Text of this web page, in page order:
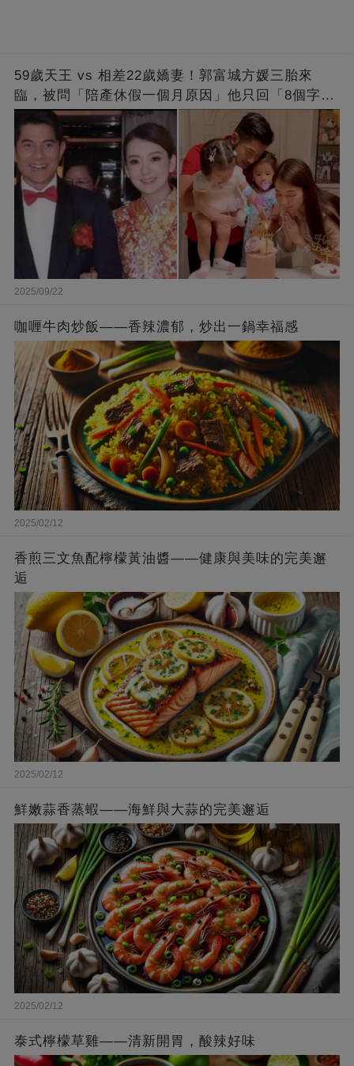
59歲天王 vs 相差22歲嬌妻！郭富城方媛三胎來
臨，被問「陪產休假一個月原因」他只回「8個字」
被贊爆
2025/09/22
咖喱牛肉炒飯——香辣濃郁，炒出一鍋幸福感
2025/02/12
香煎三文魚配檸檬黃油醬——健康與美味的完美邂
逅
2025/02/12
鮮嫩蒜香蒸蝦——海鮮與大蒜的完美邂逅
2025/02/12
泰式檸檬草雞——清新開胃，酸辣好味